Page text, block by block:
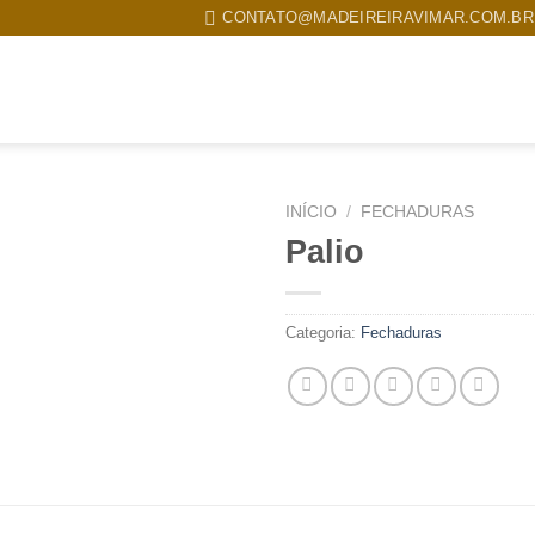
CONTATO@MADEIREIRAVIMAR.COM.BR
INÍCIO / FECHADURAS
Palio
Categoria: Fechaduras